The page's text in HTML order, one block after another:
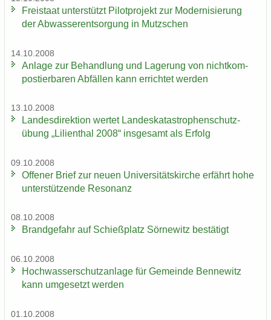
Frei­staat un­ter­stützt Pi­lot­pro­jekt zur Mo­der­ni­sie­rung
der Ab­was­ser­ent­sor­gung in Mutz­schen
14.10.2008
An­la­ge zur Be­hand­lung und La­ge­rung von nicht­kom­
pos­tier­ba­ren Ab­fäl­len kann er­rich­tet wer­den
13.10.2008
Lan­des­di­rek­ti­on wer­tet Lan­des­ka­ta­stro­phen­schutz­
übung „Li­li­en­thal 2008“ ins­ge­samt als Er­folg
09.10.2008
Of­fe­ner Brief zur neuen Uni­ver­si­täts­kir­che er­fährt hohe
un­ter­stüt­zen­de Re­so­nanz
08.10.2008
Brand­ge­fahr auf Schieß­platz Sör­ne­witz be­stä­tigt
06.10.2008
Hoch­was­ser­schutz­an­la­ge für Ge­mein­de Ben­ne­witz
kann um­ge­setzt wer­den
01.10.2008